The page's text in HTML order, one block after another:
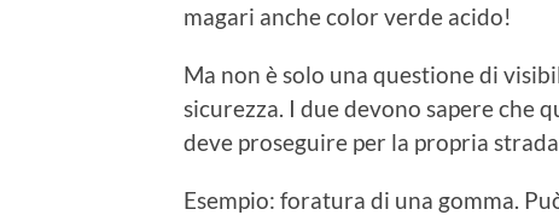
magari anche color verde acido!
Ma non è solo una questione di
sicurezza. I due devono sapere che
deve proseguire per la propria
Esempio: foratura di una gomma.